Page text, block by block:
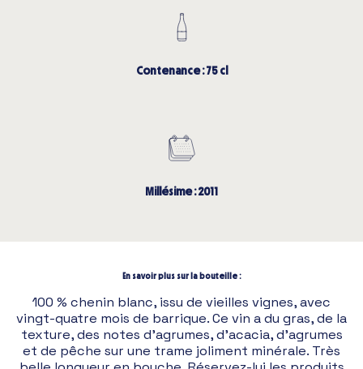
Contenance : 75 cl
Millésime : 2011
En savoir plus sur la bouteille :
100 % chenin blanc, issu de vieilles vignes, avec
vingt-quatre mois de barrique. Ce vin a du gras, de la
texture, des notes d’agrumes, d’acacia, d’agrumes
et de pêche sur une trame joliment minérale. Très